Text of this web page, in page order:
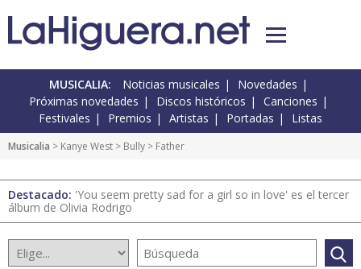
MUSICALIA: Noticias musicales
Novedades
Próximas novedades
Discos históricos
Canciones
Festivales
Premios Artistas Portadas Listas
Musicalia > Kanye West > Bully > Father
Destacado: 'You seem pretty sad for a girl so in love' es el tercer
álbum de Olivia Rodrigo